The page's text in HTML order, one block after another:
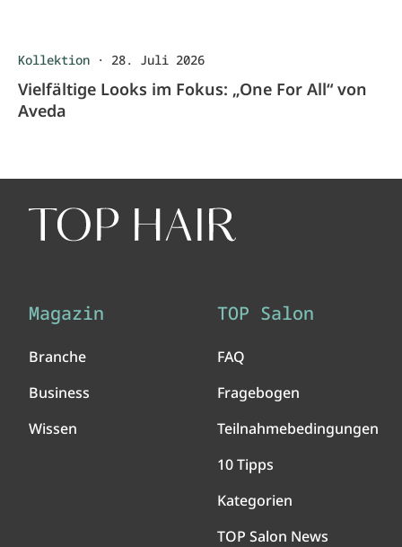
Kollektion · 28. Juli 2026
Vielfältige Looks im Fokus: „One For All“ von
Aveda
Magazin
Branche
Business
Wissen
TOP Salon
FAQ
Fragebogen
Teilnahmebedingungen
10 Tipps
Kategorien
TOP Salon News